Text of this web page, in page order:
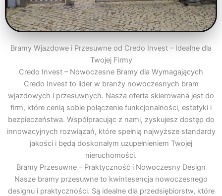
Bramy Wjazdowe i Przesuwne od Credo Invest – Idealne dla
Twojej Firmy
Credo Invest – Nowoczesne Bramy dla Wymagających
Credo Invest to lider w branży nowoczesnych bram
wjazdowych i przesuwnych. Nasza oferta skierowana jest do
firm, które cenią sobie połączenie funkcjonalności, estetyki i
bezpieczeństwa. Współpracując z nami, zyskujesz dostęp do
innowacyjnych rozwiązań, które spełnią najwyższe standardy
jakości i będą doskonałym uzupełnieniem Twojej
nieruchomości.
Bramy Przesuwne – Praktyczność i Nowoczesny Design
Nasze bramy przesuwne to kwintesencja nowoczesnego
designu i praktyczności. Są idealne dla przedsiębiorstw, które